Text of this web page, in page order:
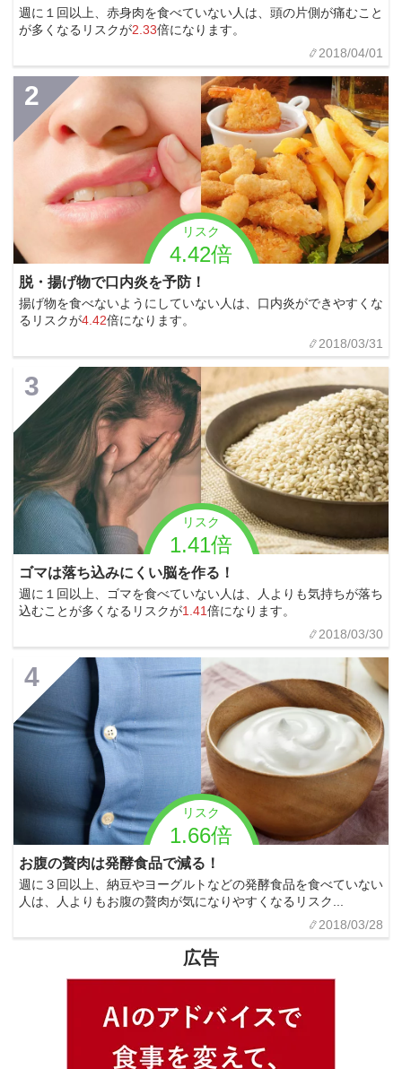
週に１回以上、赤身肉を食べていない人は、頭の片側が痛むこと
が多くなるリスクが2.33倍になります。
2018/04/01
リスク
4.42倍
2
脱・揚げ物で口内炎を予防！
揚げ物を食べないようにしていない人は、口内炎ができやすくな
るリスクが4.42倍になります。
2018/03/31
リスク
1.41倍
3
ゴマは落ち込みにくい脳を作る！
週に１回以上、ゴマを食べていない人は、人よりも気持ちが落ち
込むことが多くなるリスクが1.41倍になります。
2018/03/30
リスク
1.66倍
4
お腹の贅肉は発酵食品で減る！
週に３回以上、納豆やヨーグルトなどの発酵食品を食べていない
人は、人よりもお腹の贅肉が気になりやすくなるリスク...
2018/03/28
広告